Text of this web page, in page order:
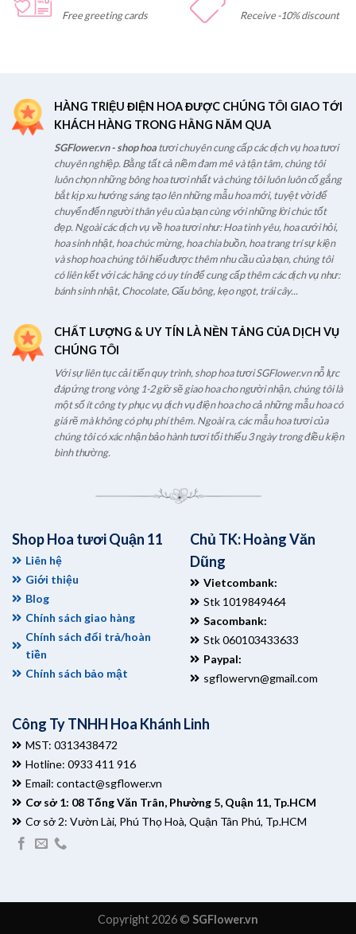
Free greeting cards Receive -10% discount
HÀNG TRIỆU ĐIỆN HOA ĐƯỢC CHÚNG TÔI GIAO TỚI
KHÁCH HÀNG TRONG HẰNG NĂM QUA
SGFlower.vn - shop hoatươi chuyên cung cấp các dịch vụ hoa tươi
chuyên nghiệp. Bằng tất cả niềm đam mê và tận tâm, chúng tôi
luôn chọn những bông hoa tươi nhất và chúng tôi luôn luôn cố gắng
bắt kịp xu hướng sáng tạo lên những mẫu hoa mới, tuyệt vời để
chuyển đến người thân yêu của bạn cùng với những lời chúc tốt
đẹp. Ngoài các dịch vụ về hoa tươi như: Hoa tình yêu, hoa cưới hỏi,
hoa sinh nhật, hoa chúc mừng, hoa chia buồn, hoa trang trí sự kiện
và shop hoa chúng tôi hiểu được thêm nhu cầu của bạn, chúng tôi
có liên kết với các hãng có uy tín để cung cấp thêm các dịch vụ như:
bánh sinh nhật, Chocolate, Gấu bông, kẹo ngọt, trái cây...
CHẤT LƯỢNG & UY TÍN LÀ NỀN TẢNG CỦA DỊCH VỤ
CHÚNG TÔI
Với sự liên tục cải tiến quy trình, shop hoa tươi SGFlower.vn nỗ lực
đáp ứng trong vòng 1-2 giờ sẽ giao hoa cho người nhận, chúng tôi là
một số ít công ty phục vụ dịch vụ điện hoa cho cả những mẫu hoa có
giá rẽ mà không có phụ phí thêm. Ngoài ra, các mẫu hoa tươi của
chúng tôi có xác nhận bảo hành tươi tối thiểu 3 ngày trong điều kiện
bình thường.
Shop Hoa tươi Quận 11
Liên hệ
Giới thiệu
Blog
Chính sách giao hàng
Chính sách đổi trả/hoàn
tiền
Chính sách bảo mật
Chủ TK: Hoàng Văn
Dũng
Vietcombank:
Stk 1019849464
Sacombank:
Stk 060103433633
Paypal:
sgflowervn@gmail.com
Công Ty TNHH Hoa Khánh Linh
MST: 0313438472
Hotline: 0933 411 916
Email: contact@sgflower.vn
Cơ sở 1: 08 Tống Văn Trân, Phường 5, Quận 11, Tp.HCM
Cơ sở 2: Vườn Lài, Phú Thọ Hoà, Quận Tân Phú, Tp.HCM
Copyright 2026 © SGFlower.vn